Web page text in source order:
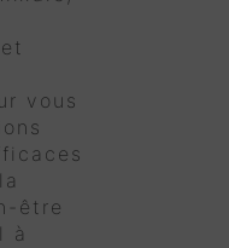
vous
être
à